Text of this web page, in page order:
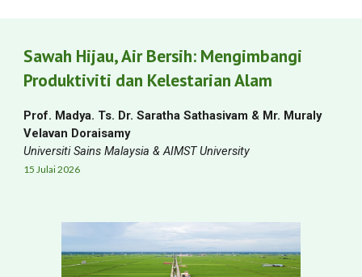
Sawah Hijau, Air Bersih: Mengimbangi
Produktiviti dan Kelestarian Alam
Prof. Madya. Ts. Dr. Saratha Sathasivam & Mr. Muraly
Velavan Doraisamy
Universiti Sains Malaysia & AIMST University
15 Julai2026